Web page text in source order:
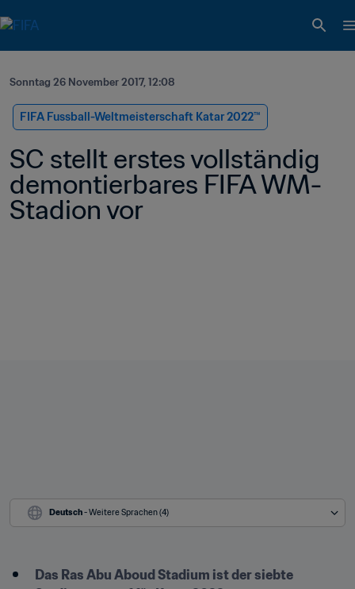
Sonntag 26 November 2017, 12:08
FIFA Fussball-Weltmeisterschaft Katar 2022™
SC stellt erstes vollständig
demontierbares FIFA WM-
Stadion vor
Deutsch - Weitere Sprachen (4)
Das Ras Abu Aboud Stadium ist der siebte